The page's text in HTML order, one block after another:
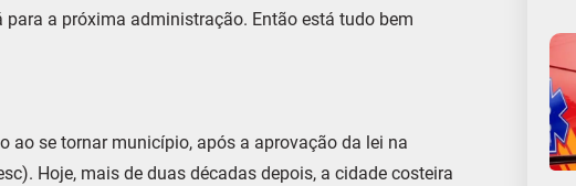
a próxima administração. Então está tudo bem
ao se tornar município, após a aprovação da lei na
Hoje, mais de duas décadas depois, a cidade costeira